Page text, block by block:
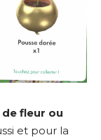
fleur ou
et pour la